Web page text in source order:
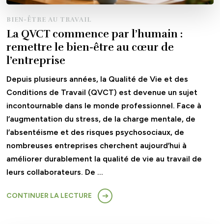
BIEN-ÊTRE AU TRAVAIL
La QVCT commence par l’humain :
remettre le bien-être au cœur de
l’entreprise
Depuis plusieurs années, la Qualité de Vie et des
Conditions de Travail (QVCT) est devenue un sujet
incontournable dans le monde professionnel. Face à
l’augmentation du stress, de la charge mentale, de
l’absentéisme et des risques psychosociaux, de
nombreuses entreprises cherchent aujourd’hui à
améliorer durablement la qualité de vie au travail de
leurs collaborateurs. De …
CONTINUER LA LECTURE